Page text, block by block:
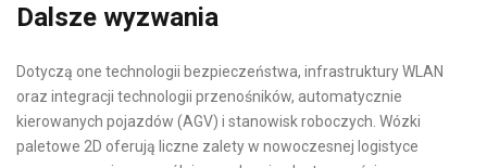
Dalsze wyzwania
Dotyczą one technologii bezpieczeństwa, infrastruktury WLAN
oraz integracji technologii przenośników, automatycznie
kierowanych pojazdów (AGV) i stanowisk roboczych. Wózki
paletowe 2D oferują liczne zalety w nowoczesnej logistyce